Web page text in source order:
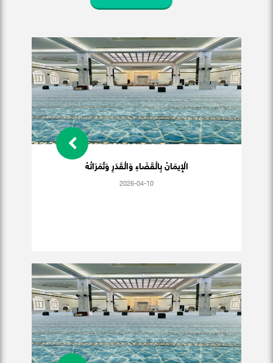
الْإِيمَانُ بِالْقَضَاءِ وَالْقَدَرِ وَثَمَرَاتُهُ
2026-04-10